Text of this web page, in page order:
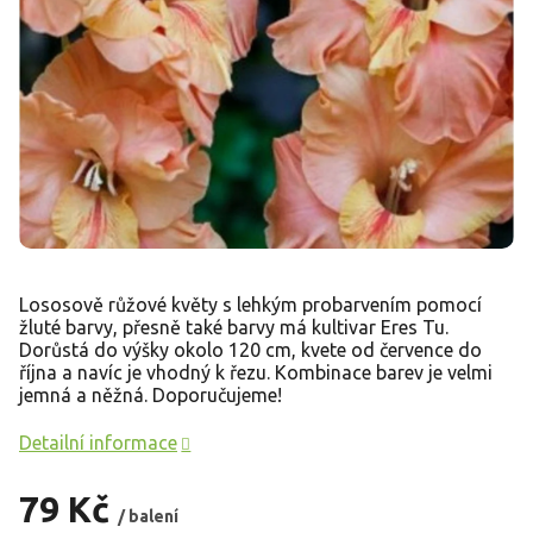
79 Kč / balení
Lososově růžové květy s lehkým probarvením pomocí
žluté barvy, přesně také barvy má kultivar Eres Tu.
Dorůstá do výšky okolo 120 cm, kvete od července do
října a navíc je vhodný k řezu. Kombinace barev je velmi
jemná a něžná. Doporučujeme!
Detailní informace